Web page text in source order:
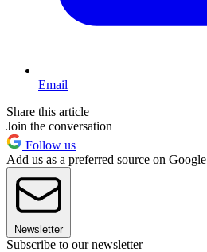
Email
Share this article
Join the conversation
Follow us
Add us as a preferred source on Google
Newsletter
Subscribe to our newsletter